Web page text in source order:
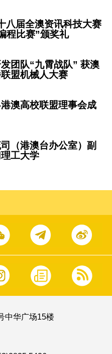
八届全澳资讯科技大赛
程比赛”颁奖礼
团队“九霄战队” 获澳
盟机械人大赛
澳高校联盟理事会成
（港澳台办公室）副
工大学
中华广场15楼